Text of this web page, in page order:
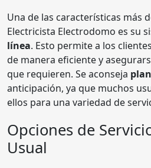
Una de las características más
Electricista Electrodomo es su
línea. Esto permite a los
de manera eficiente y
que requieren. Se aconseja
anticipación, ya que muchos
ellos para una variedad de
Opciones de
Usual